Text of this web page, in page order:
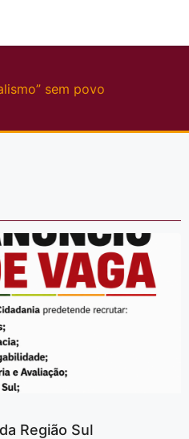
sem povo
Região Sul